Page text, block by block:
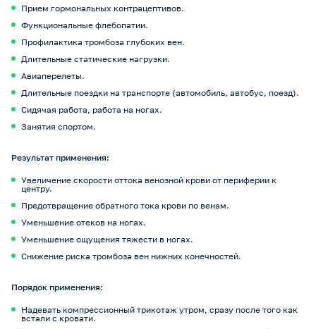
Прием гормональных контрацептивов.
Функциональные флебопатии.
Профилактика тромбоза глубоких вен.
Длительные статические нагрузки.
Авиаперелеты.
Длительные поездки на транспорте (автомобиль, автобус, поезд).
Сидячая работа, работа на ногах.
Занятия спортом.
Результат применения:
Увеличение скорости оттока венозной крови от периферии к
центру.
Предотвращение обратного тока крови по венам.
Уменьшение отеков на ногах.
Уменьшение ощущения тяжести в ногах.
Снижение риска тромбоза вен нижних конечностей.
Порядок применения:
Надевать компрессионный трикотаж утром, сразу после того как
встали с кровати.